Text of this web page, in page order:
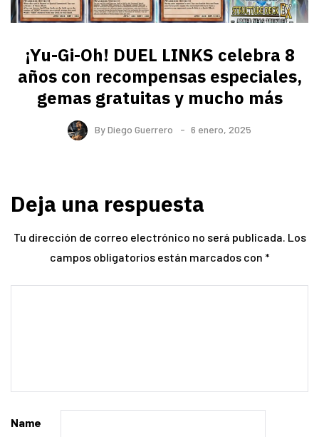
¡Yu-Gi-Oh! DUEL LINKS celebra 8
años con recompensas especiales,
gemas gratuitas y mucho más
ByDiego Guerrero 6 enero, 2025
Deja una respuesta
Tu dirección de correo electrónico no será publicada. Los
campos obligatorios están marcados con *
Name